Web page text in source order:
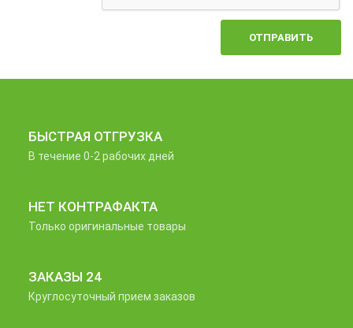
ОТПРАВИТЬ
БЫСТРАЯ ОТГРУЗКА
В течение 0-2 рабочих дней
НЕТ КОНТРАФАКТА
Только оригинальные товары
ЗАКАЗЫ 24
Круглосуточный прием заказов